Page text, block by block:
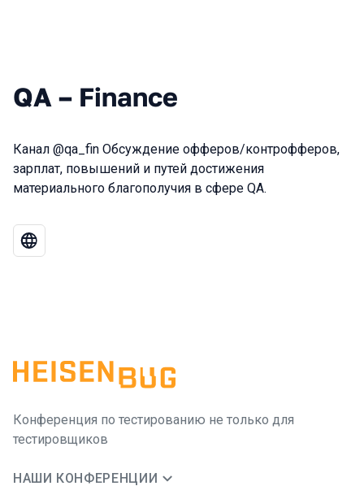
QA – Finance
Канал @qa_fin Обсуждение офферов/контрофферов,
зарплат, повышений и путей достижения
материального благополучия в сфере QA.
Конференция по тестированию не только для
тестировщиков
НАШИ КОНФЕРЕНЦИИ